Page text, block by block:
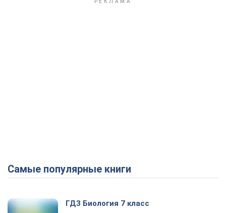
Самые популярные книги
ГДЗ Биология 7 класс